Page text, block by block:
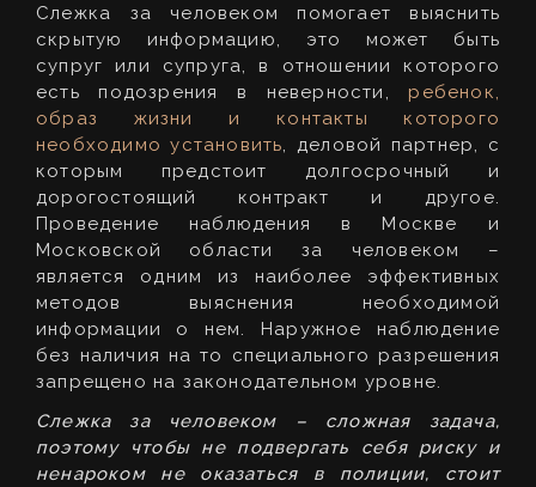
Слежка за человеком помогает выяснить
скрытую информацию, это может быть
супруг или супруга, в отношении которого
есть подозрения в неверности, ребенок,
образ жизни и контакты которого
необходимо установить, деловой партнер, с
которым предстоит долгосрочный и
дорогостоящий контракт и другое.
Проведение наблюдения в Москве и
Московской области за человеком –
является одним из наиболее эффективных
методов выяснения необходимой
информации о нем. Наружное наблюдение
без наличия на то специального разрешения
запрещено на законодательном уровне.
Слежка за человеком – сложная задача,
поэтому чтобы не подвергать себя риску и
ненароком не оказаться в полиции, стоит